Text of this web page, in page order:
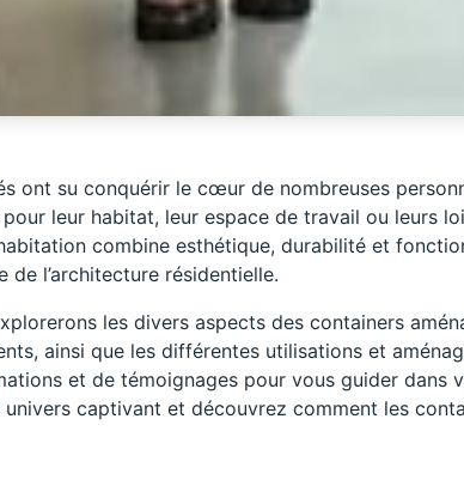
ont su conquérir le cœur de nombreuses
leur habitat, leur espace de travail ou leurs
combine esthétique, durabilité et
de l’architecture résidentielle.
les divers aspects des containers
ainsi que les différentes utilisations et
et de témoignages pour vous guider dans
captivant et découvrez comment les